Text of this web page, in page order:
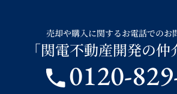
売却や購入に関するお電話でのお
「関電不動産開発の仲
0120-